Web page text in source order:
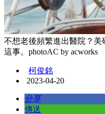
不想老後頻繁進出醫院？
這事。photoAC by acworks
柯俊銘
2023-04-20
分享
傳送